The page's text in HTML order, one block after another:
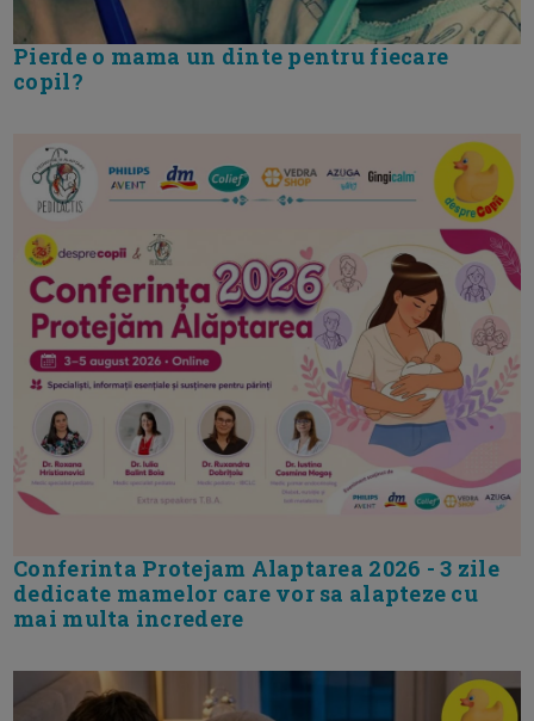
Pierde o mama un dinte pentru fiecare
copil?
Conferinta Protejam Alaptarea 2026 - 3 zile
dedicate mamelor care vor sa alapteze cu
mai multa incredere